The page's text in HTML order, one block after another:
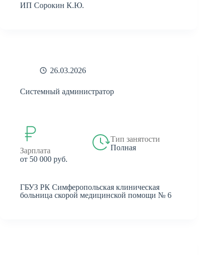
ИП Сорокин К.Ю.
26.03.2026
Системный администратор
Зарплата
от 50 000 руб.
Тип занятости
Полная
ГБУЗ РК Симферопольская клиническая
больница скорой медицинской помощи № 6